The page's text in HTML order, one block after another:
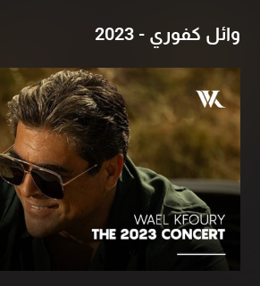
وائل كفوري - 2023